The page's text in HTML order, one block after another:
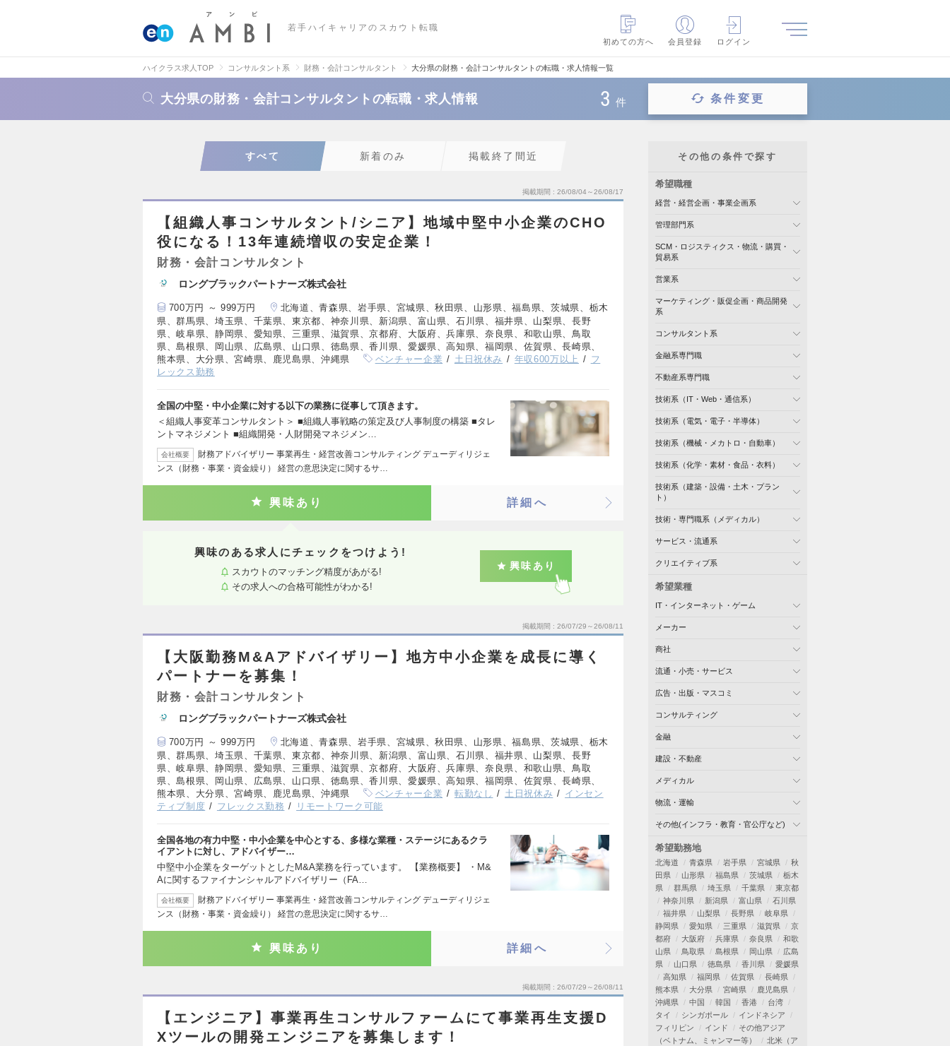
若手ハイキャリアのスカウト転職
初めての方へ
会員登録 ログイン
ハイクラス求人TOP コンサルタント系 財務・会計コンサルタント 大分県の財務・会計コンサルタントの転職・求人情報一覧
大分県の財務・会計コンサルタントの転職・求人情報 3 件 条件変更
すべて 新着のみ 掲載終了間近
掲載期間 26/08/04～26/08/17
【組織人事コンサルタント/シニア】地域中堅中小企業のCHO
役になる！13年連続増収の安定企業！
財務・会計コンサルタント
ロングブラックパートナーズ株式会社
700万円 ～ 999万円
北海道、青森県、岩手県、宮城県、秋田県、山形県、福島県、茨城県、栃木
県、群馬県、埼玉県、千葉県、東京都、神奈川県、新潟県、富山県、石川県、福井県、山梨県、長野
県、岐阜県、静岡県、愛知県、三重県、滋賀県、京都府、大阪府、兵庫県、奈良県、和歌山県、鳥取
県、島根県、岡山県、広島県、山口県、徳島県、香川県、愛媛県、高知県、福岡県、佐賀県、長崎県、
熊本県、大分県、宮崎県、鹿児島県、沖縄県
ベンチャー企業 土日祝休み 年収600万以上
フ
レックス勤務
全国の中堅・中小企業に対する以下の業務に従事して頂きます。
＜組織人事変革コンサルタント＞ ■組織人事戦略の策定及び人事制度の構築 ■タレ
ントマネジメント ■組織開発・人財開発マネジメン…
会社概要
財務アドバイザリー 事業再生・経営改善コンサルティング デューディリジェ
ンス（財務・事業・資金繰り） 経営の意思決定に関するサ…
興味あり 詳細へ
興味のある求人にチェックをつけよう!
スカウトのマッチング精度があがる!
その求人への合格可能性がわかる!
興味あり
掲載期間 26/07/29～26/08/11
【大阪勤務M&Aアドバイザリー】地方中小企業を成長に導く
パートナーを募集！
財務・会計コンサルタント
ロングブラックパートナーズ株式会社
700万円 ～ 999万円
北海道、青森県、岩手県、宮城県、秋田県、山形県、福島県、茨城県、栃木
県、群馬県、埼玉県、千葉県、東京都、神奈川県、新潟県、富山県、石川県、福井県、山梨県、長野
県、岐阜県、静岡県、愛知県、三重県、滋賀県、京都府、大阪府、兵庫県、奈良県、和歌山県、鳥取
県、島根県、岡山県、広島県、山口県、徳島県、香川県、愛媛県、高知県、福岡県、佐賀県、長崎県、
熊本県、大分県、宮崎県、鹿児島県、沖縄県
ベンチャー企業 転勤なし 土日祝休み
インセン
ティブ制度
フレックス勤務 リモートワーク可能
全国各地の有力中堅・中小企業を中心とする、多様な業種・ステージにあるクラ
イアントに対し、アドバイザー…
中堅中小企業をターゲットとしたM&A業務を行っています。 【業務概要】 ・M&
Aに関するファイナンシャルアドバイザリー（FA…
会社概要
財務アドバイザリー 事業再生・経営改善コンサルティング デューディリジェ
ンス（財務・事業・資金繰り） 経営の意思決定に関するサ…
興味あり 詳細へ
掲載期間 26/07/29～26/08/11
【エンジニア】事業再生コンサルファームにて事業再生支援D
Xツールの開発エンジニアを募集します！
その他の条件で探す
希望職種
経営・経営企画・事業企画系
管理部門系
SCM・ロジスティクス・物流・購買・
貿易系
営業系
マーケティング・販促企画・商品開発
系
コンサルタント系
金融系専門職
不動産系専門職
技術系（IT・Web・通信系）
技術系（電気・電子・半導体）
技術系（機械・メカトロ・自動車）
技術系（化学・素材・食品・衣料）
技術系（建築・設備・土木・プラン
ト）
技術・専門職系（メディカル）
サービス・流通系
クリエイティブ系
希望業種
IT・インターネット・ゲーム
メーカー
商社
流通・小売・サービス
広告・出版・マスコミ
コンサルティング
金融
建設・不動産
メディカル
物流・運輸
その他(インフラ・教育・官公庁など)
希望勤務地
北海道 青森県 岩手県 宮城県
秋
田県
山形県 福島県 茨城県
栃木
県
群馬県 埼玉県 千葉県
東京都
神奈川県
新潟県 富山県
石川県
福井県
山梨県 長野県
岐阜県
静岡県
愛知県 三重県 滋賀県
京
都府
大阪府 兵庫県 奈良県
和歌
山県
鳥取県 島根県 岡山県
広島
県
山口県 徳島県 香川県
愛媛県
高知県
福岡県 佐賀県
長崎県
熊本県
大分県 宮崎県
鹿児島県
沖縄県
中国 韓国 香港
台湾
タイ
シンガポール
インドネシア
フィリピン
インド
その他アジア
（ベトナム、ミャンマー等）
北米（ア